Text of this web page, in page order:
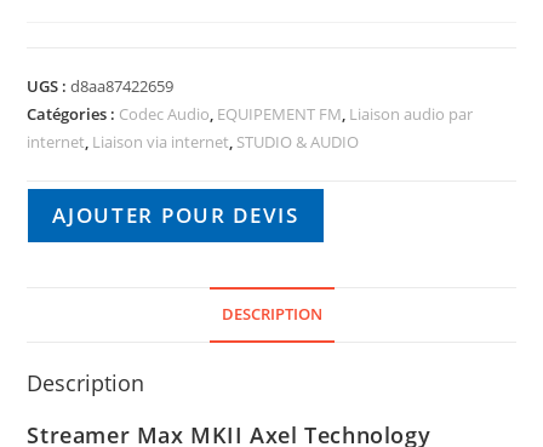
UGS :d8aa87422659
Catégories : Codec Audio, EQUIPEMENT FM, Liaison audio par
internet, Liaison via internet, STUDIO & AUDIO
AJOUTER POUR DEVIS
DESCRIPTION
Description
Streamer Max MKII Axel Technology